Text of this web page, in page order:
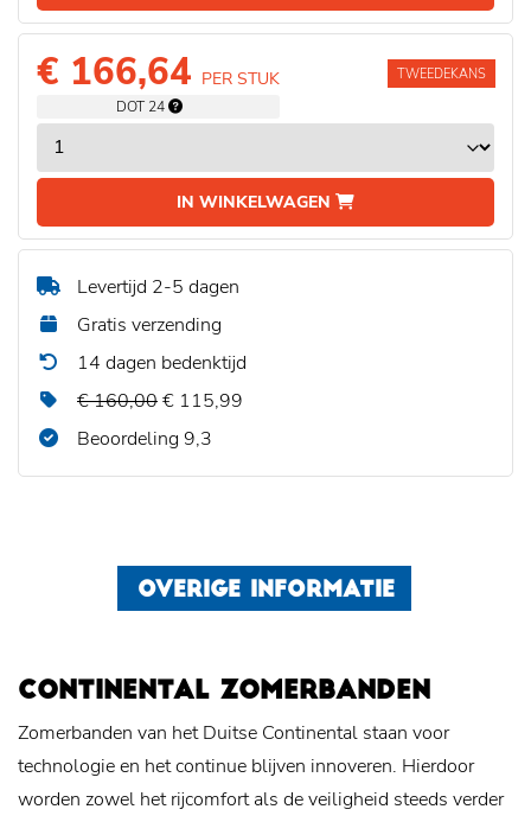
€ 166,64 PER STUK
DOT 24
IN WINKELWAGEN
TWEEDEKANS
Levertijd 2-5 dagen
Gratis verzending
14 dagen bedenktijd
€ 160,00€ 115,99
Beoordeling 9,3
OVERIGE INFORMATIE
CONTINENTAL ZOMERBANDEN
Zomerbanden van het Duitse Continental staan voor
technologie en het continue blijven innoveren. Hierdoor
worden zowel het rijcomfort als de veiligheid steeds verder